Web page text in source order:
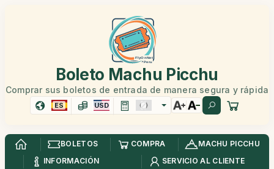
Boleto Machu Picchu
Comprar sus boletos de entrada de manera segura y rápida
ES USD
BOLETOS COMPRA
MACHU PICCHU
INFORMACIÓN
SERVICIO AL CLIENTE